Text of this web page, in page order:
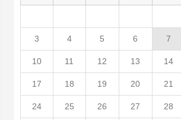
3 4 5 6 7
10 11 12 13 14
17 18 19 20 21
24 25 26 27 28